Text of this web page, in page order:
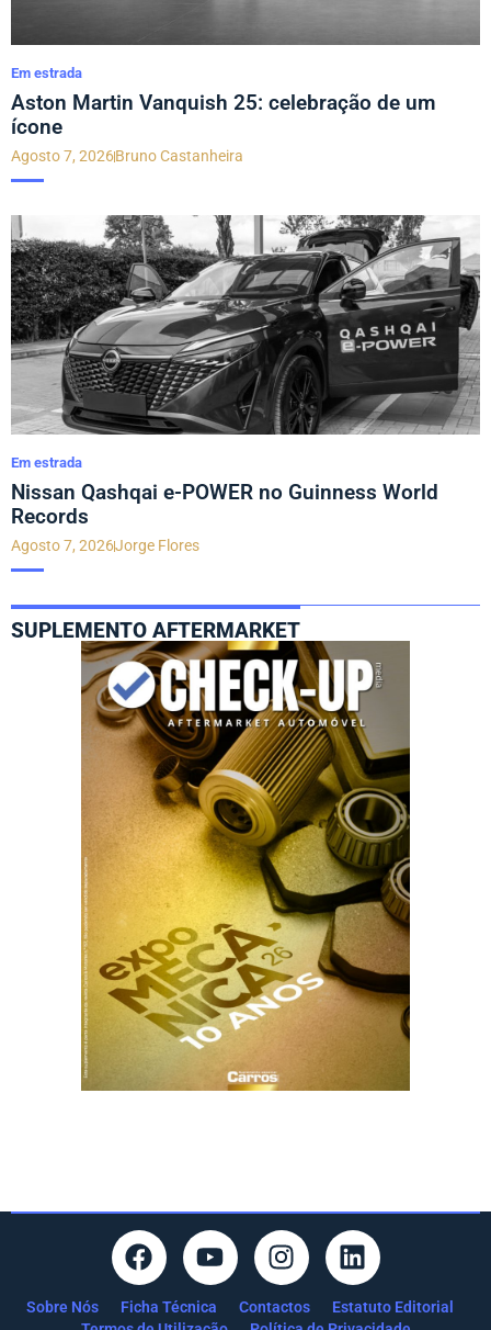
Em estrada
Aston Martin Vanquish 25: celebração de um
ícone
Agosto 7, 2026Bruno Castanheira
Em estrada
Nissan Qashqai e-POWER no Guinness World
Records
Agosto 7, 2026Jorge Flores
SUPLEMENTO AFTERMARKET
Sobre Nós Ficha Técnica Contactos
Estatuto Editorial